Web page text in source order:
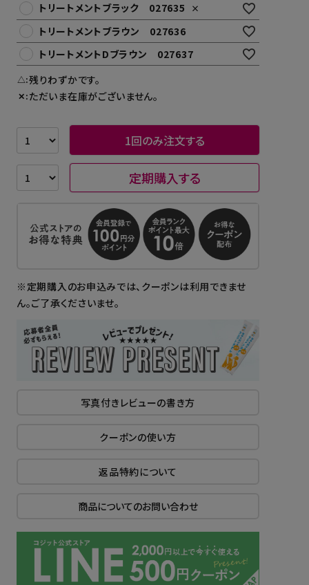
トリートメントブラック 027635
×
トリートメントブラウン 027636
トリートメントDブラウン 027637
△ 残りわずかです。
✕ ただいま在庫がございません。
1回のみ注文する
定期購入する
※定期購入のお申込みでは、クーポンは利用できませ
ん。ご了承くださいませ。
写真付きレビューの書き方
クーポンの使い方
返品特約について
商品についてのお問い合わせ